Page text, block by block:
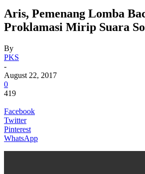
Aris, Pemenang Lomba
Proklamasi Mirip Suara
By
PKS
-
August 22, 2017
0
419
Facebook
Twitter
Pinterest
WhatsApp